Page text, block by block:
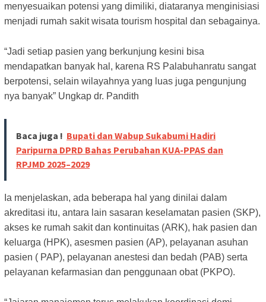
menyesuaikan potensi yang dimiliki, diataranya menginisiasi
menjadi rumah sakit wisata tourism hospital dan sebagainya.
“Jadi setiap pasien yang berkunjung kesini bisa
mendapatkan banyak hal, karena RS Palabuhanratu sangat
berpotensi, selain wilayahnya yang luas juga pengunjung
nya banyak” Ungkap dr. Pandith
Baca juga ! Bupati dan Wabup Sukabumi Hadiri
Paripurna DPRD Bahas Perubahan KUA-PPAS dan
RPJMD 2025–2029
Ia menjelaskan, ada beberapa hal yang dinilai dalam
akreditasi itu, antara lain sasaran keselamatan pasien (SKP),
akses ke rumah sakit dan kontinuitas (ARK), hak pasien dan
keluarga (HPK), asesmen pasien (AP), pelayanan asuhan
pasien ( PAP), pelayanan anestesi dan bedah (PAB) serta
pelayanan kefarmasian dan penggunaan obat (PKPO).